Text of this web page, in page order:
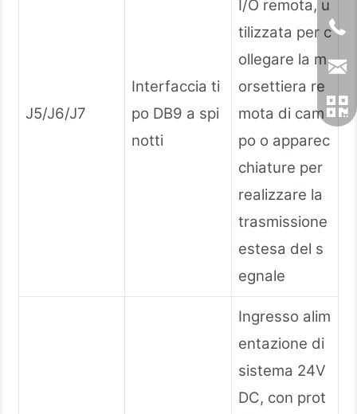
J5/J6/J7
Interfaccia ti
po DB9 a spi
notti
I/O remota, u
tilizzata per c
ollegare la m
orsettiera re
mota di cam
po o apparec
chiature per
realizzare la
trasmissione
estesa del s
egnale
Ingresso alim
entazione di
sistema 24V
DC, con prot